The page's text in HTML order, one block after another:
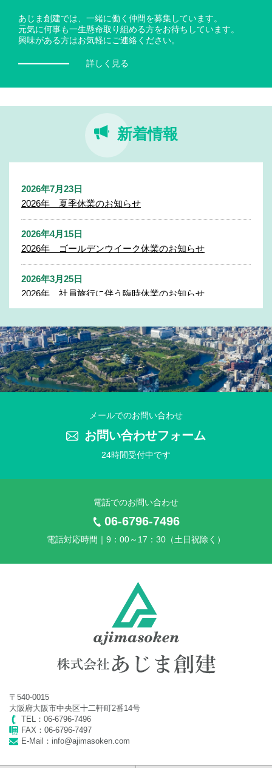
あじま創建では、一緒に働く仲間を募集しています。
元気に何事も一生懸命取り組める方をお待ちしています。
興味がある方はお気軽にご連絡ください。
詳しく見る
新着情報
2026年7月23日
2026年 夏季休業のお知らせ
2026年4月15日
2026年 ゴールデンウイーク休業のお知らせ
2026年3月25日
2026年 社員旅行に伴う臨時休業のお知らせ
2025年 年末年始休業のお知らせ
2025年7月31日
2025年 夏季休業のお知らせ
2025年 ゴールデンウイーク休業のお知らせ
2024年 年末年始休業のお知らせ
2024年 夏季休業のお知らせ
2024年 ゴールデンウイーク休業のお知らせ
2024年 社員旅行に伴う臨時休業のお知らせ
2023年 年末年始休業のお知らせ
2023年7月12日
2023年 夏季休業のお知らせ
メールでのお問い合わせ
お問い合わせフォーム
24時間受付中です
電話でのお問い合わせ
06-6796-7496
電話対応時間｜9：00～17：30（土日祝除く）
〒540-0015
大阪府大阪市中央区十二軒町2番14号
TEL：06-6796-7496
FAX：06-6796-7497
E-Mail：info@ajimasoken.com